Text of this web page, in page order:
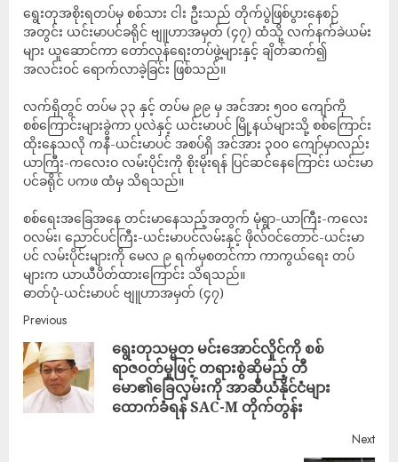
ရွေးတုအစိုးရတပ်မှ စစ်သား ငါး ဦးသည် တိုက်ပွဲဖြစ်ပွားနေစဉ်
အတွင်း ယင်းမာပင်ခရိုင် ဗျူဟာအမှတ် (၄၇) ထံသို့ လက်နက်ခဲယမ်း
များ ယူဆောင်ကာ တော်လှန်ရေးတပ်ဖွဲ့များနှင့် ချိတ်ဆက်၍
အလင်းဝင် ရောက်လာခဲ့ခြင်း ဖြစ်သည်။
လက်ရှိတွင် တပ်မ ၃၃ နှင့် တပ်မ ၉၉ မှ အင်အား ၅၀၀ ကျော်ကို
စစ်ကြောင်းများခွဲကာ ပုလဲနှင့် ယင်းမာပင် မြို့နယ်များသို့ စစ်ကြောင်း
ထိုးနေသလို ကနီ-ယင်းမာပင် အစပ်ရှိ အင်အား ၃၀၀ ကျော်မှာလည်း
ယာကြီး-ကလေးဝ လမ်းပိုင်းကို စိုးမိုးရန် ပြင်ဆင်နေကြောင်း ယင်းမာ
ပင်ခရိုင် ပကဖ ထံမှ သိရသည်။
စစ်ရေးအခြေအနေ တင်းမာနေသည့်အတွက် မုံရွာ-ယာကြီး-ကလေး
ဝလမ်း၊ ညောင်ပင်ကြီး-ယင်းမာပင်လမ်းနှင့် ဖိုလ်ဝင်တောင်-ယင်းမာ
ပင် လမ်းပိုင်းများကို မေလ ၉ ရက်မှစတင်ကာ ကာကွယ်ရေး တပ်
များက ယာယီပိတ်ထားကြောင်း သိရသည်။
ဓာတ်ပုံ-ယင်းမာပင် ဗျူဟာအမှတ် (၄၇)
Previous
ရွေးတုသမ္မတ မင်းအောင်လှိုင်ကို စစ်
ရာဇဝတ်မှုဖြင့် တရားစွဲဆိုမည့် တီ
မော၏ခြေလှမ်းကို အာဆီယံနိုင်ငံများ
ထောက်ခံရန် SAC-M တိုက်တွန်း
Next